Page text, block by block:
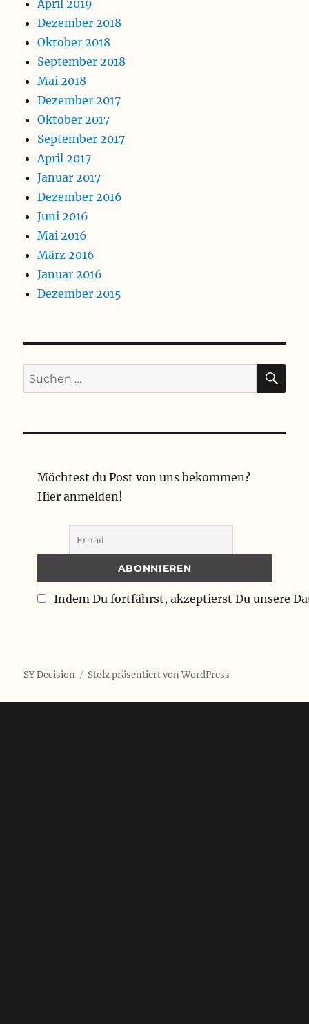
April 2019
Dezember 2018
Oktober 2018
September 2018
Mai 2018
Dezember 2017
Oktober 2017
September 2017
April 2017
Januar 2017
Dezember 2016
Juni 2016
Mai 2016
März 2016
Januar 2016
Dezember 2015
Suchen
nach:
Möchtest du Post von uns bekommen?
Hier anmelden!
Indem Du fortfährst, akzeptierst Du unsere
SY Decision Stolz präsentiert von WordPress